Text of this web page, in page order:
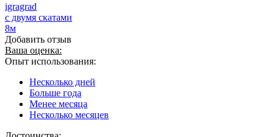
igragrad
с двумя скатами
8м
Добавить отзыв
Ваша оценка:
Опыт использования:
Несколько дней
Больше года
Менее месяца
Несколько месяцев